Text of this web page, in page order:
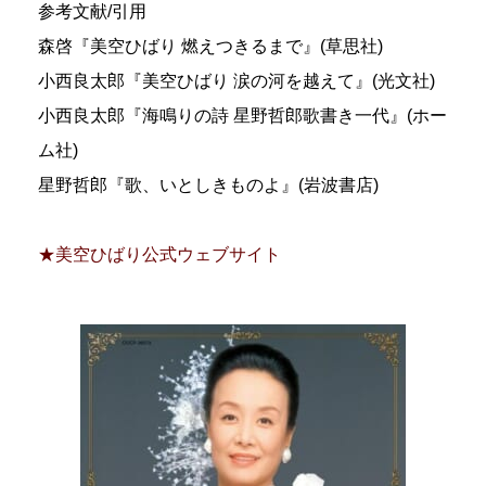
参考文献/引用
森啓『美空ひばり 燃えつきるまで』(草思社)
小西良太郎『美空ひばり 涙の河を越えて』(光文社)
小西良太郎『海鳴りの詩 星野哲郎歌書き一代』(ホー
ム社)
星野哲郎『歌、いとしきものよ』(岩波書店)
★美空ひばり公式ウェブサイト